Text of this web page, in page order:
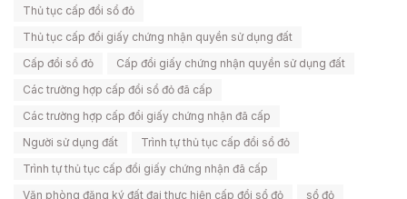
Thủ tục cấp đổi sổ đỏ
Thủ tục cấp đổi giấy chứng nhận quyền sử dụng đất
Cấp đổi sổ đỏ
Cấp đổi giấy chứng nhận quyền sử dụng đất
Các trường hợp cấp đổi sổ đỏ đã cấp
Các trường hợp cấp đổi giấy chứng nhận đã cấp
Người sử dụng đất
Trình tự thủ tục cấp đổi sổ đỏ
Trình tự thủ tục cấp đổi giấy chứng nhận đã cấp
Văn phòng đăng ký đất đai thực hiện cấp đổi sổ đỏ
sổ đỏ